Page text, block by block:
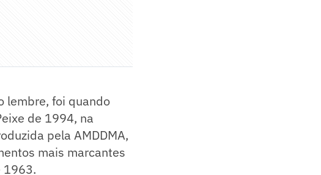
lembre, foi quando
de 1994, na
pela AMDDMA,
mais marcantes
1963.